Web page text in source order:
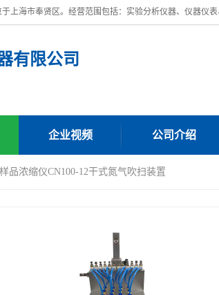
有限公司
企业视频 公司介绍
品浓缩仪CN100-12干式氮气吹扫装置